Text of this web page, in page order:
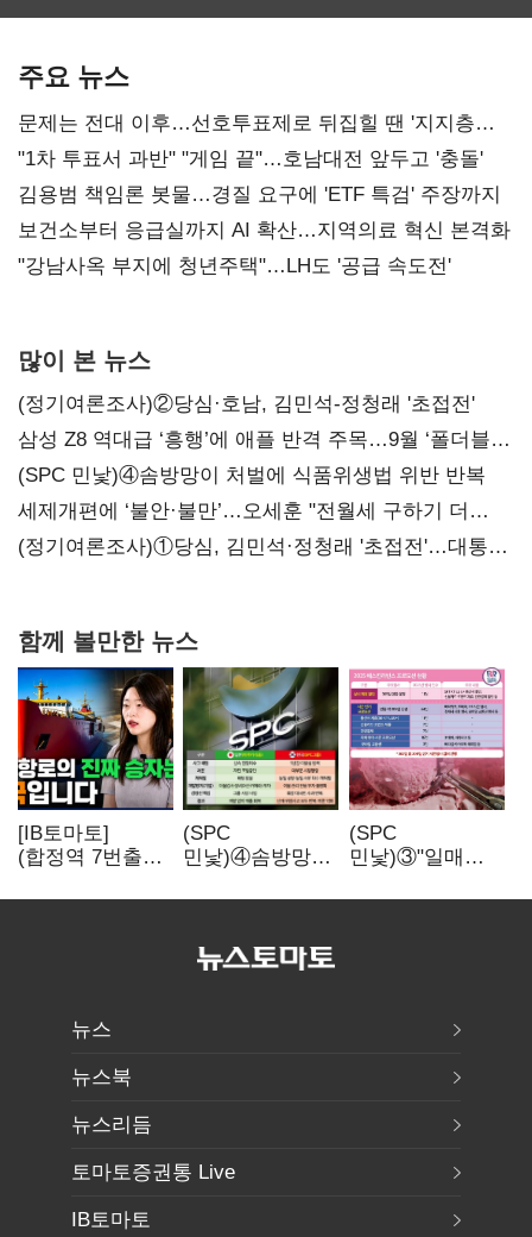
주요 뉴스
문제는 전대 이후…선호투표제로 뒤집힐 땐 '지지층
불복'
"1차 투표서 과반" "게임 끝"…호남대전 앞두고 '충돌'
김용범 책임론 봇물…경질 요구에 'ETF 특검' 주장까지
보건소부터 응급실까지 AI 확산…지역의료 혁신 본격화
"강남사옥 부지에 청년주택"…LH도 '공급 속도전'
많이 본 뉴스
(정기여론조사)②당심·호남, 김민석-정청래 '초접전'
삼성 Z8 역대급 ‘흥행’에 애플 반격 주목…9월 ‘폴더블
대전’
(SPC 민낯)④솜방망이 처벌에 식품위생법 위반 반복
세제개편에 ‘불안·불만’…오세훈 "전월세 구하기 더
힘들어질 것"
(정기여론조사)①당심, 김민석·정청래 '초접전'…대통령
함께 볼만한 뉴스
[IB토마토]
(합정역 7번출구)
K조선 뜬다
(SPC
민낯)④솜방망이
식품위생법 위반
(SPC
민낯)③"일매출
수익 제자리"…
뉴스
뉴스북
뉴스리듬
토마토증권통 Live
IB토마토